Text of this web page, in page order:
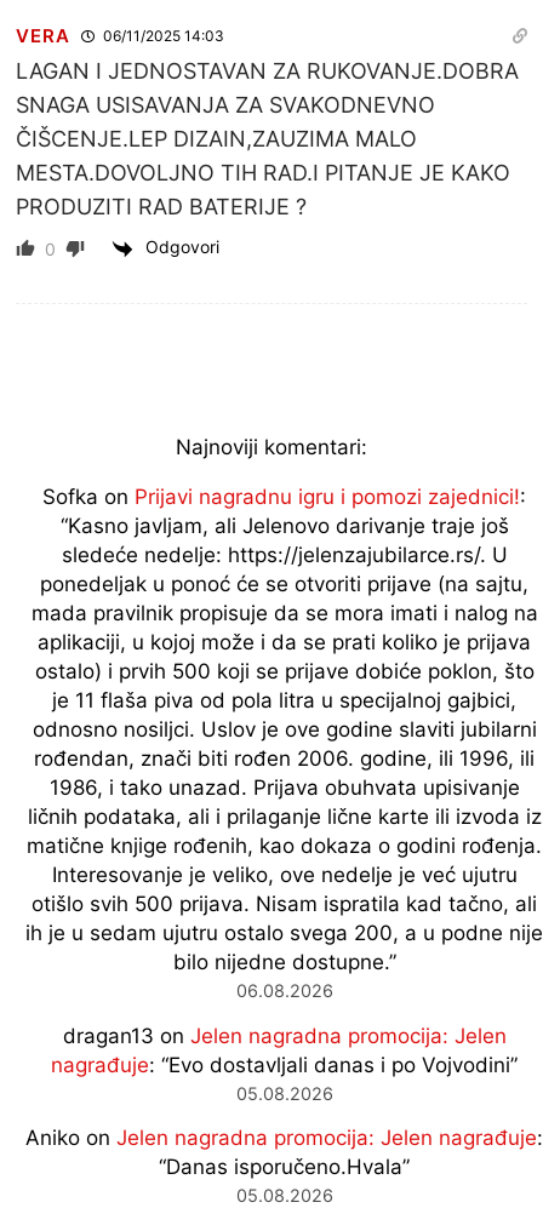
VERA 06/11/2025 14:03
LAGAN I JEDNOSTAVAN ZA RUKOVANJE.DOBRA
SNAGA USISAVANJA ZA SVAKODNEVNO
ČIŠCENJE.LEP DIZAIN,ZAUZIMA MALO
MESTA.DOVOLJNO TIH RAD.I PITANJE JE KAKO
PRODUZITI RAD BATERIJE ?
0 Odgovori
Najnoviji komentari:
Sofka on Prijavi nagradnu igru i pomozi zajednici!:
“Kasno javljam, ali Jelenovo darivanje traje još
sledeće nedelje: https://jelenzajubilarce.rs/. U
ponedeljak u ponoć će se otvoriti prijave (na sajtu,
mada pravilnik propisuje da se mora imati i nalog na
aplikaciji, u kojoj može i da se prati koliko je prijava
ostalo) i prvih 500 koji se prijave dobiće poklon, što
je 11 flaša piva od pola litra u specijalnoj gajbici,
odnosno nosiljci. Uslov je ove godine slaviti jubilarni
rođendan, znači biti rođen 2006. godine, ili 1996, ili
1986, i tako unazad. Prijava obuhvata upisivanje
ličnih podataka, ali i prilaganje lične karte ili izvoda iz
matične knjige rođenih, kao dokaza o godini rođenja.
Interesovanje je veliko, ove nedelje je već ujutru
otišlo svih 500 prijava. Nisam ispratila kad tačno, ali
ih je u sedam ujutru ostalo svega 200, a u podne nije
bilo nijedne dostupne.”
06.08.2026
dragan13 on Jelen nagradna promocija: Jelen
nagrađuje: “Evo dostavljali danas i po Vojvodini”
05.08.2026
Aniko on Jelen nagradna promocija: Jelen nagrađuje:
“Danas isporučeno.Hvala”
05.08.2026